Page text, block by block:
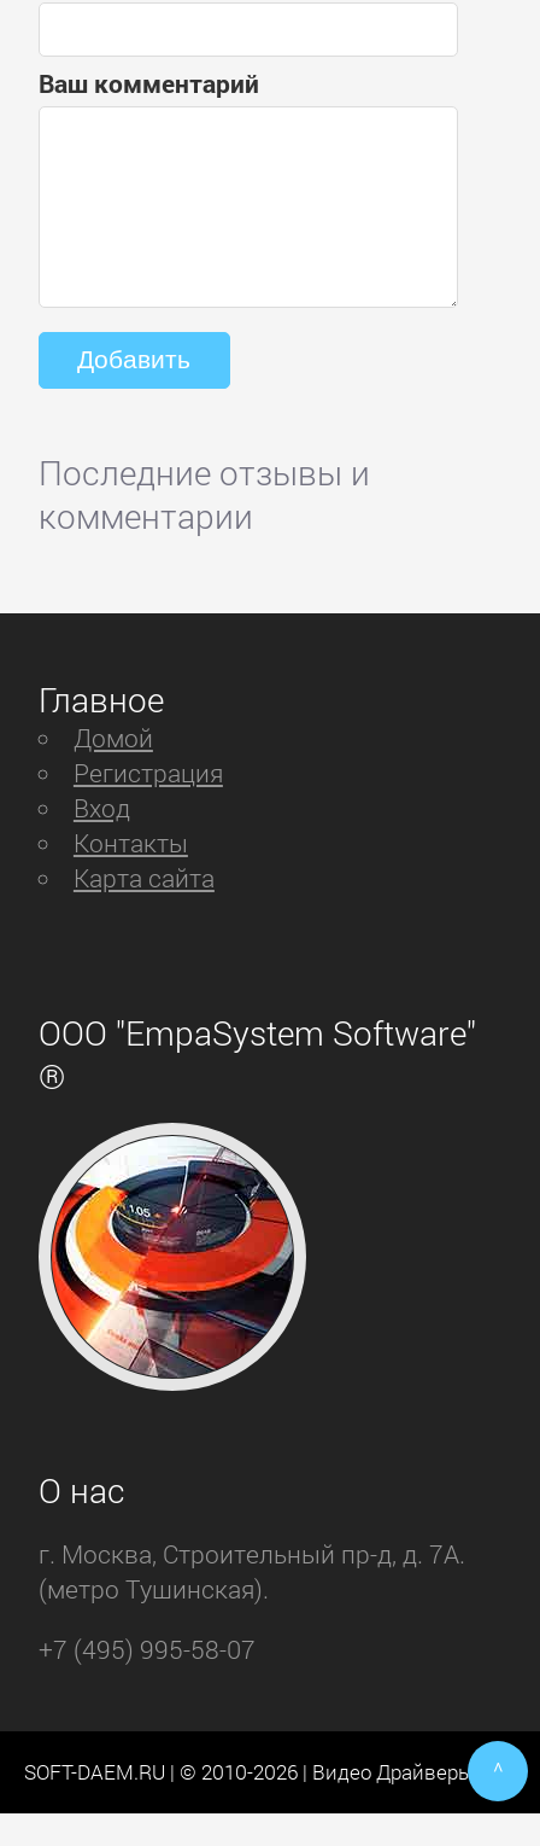
Ваш комментарий
Последние отзывы и
комментарии
Главное
Домой
Регистрация
Вход
Контакты
Карта сайта
ООО "EmpaSystem Software"
®
О нас
г. Москва, Строительный пр-д, д. 7А.
(метро Тушинская).
+7 (495) 995-58-07
SOFT-DAEM.RU | © 2010-2026 | Видео Драйверы ^